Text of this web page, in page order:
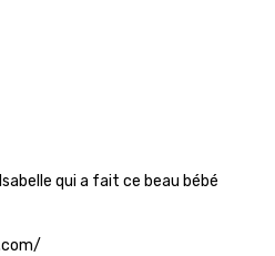
qui a fait ce beau bébé